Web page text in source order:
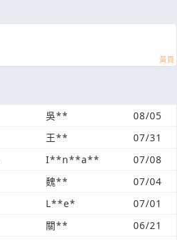
吳**
08/05
王**
07/31
I**n**a**
07/08
魏**
07/04
L**e*
07/01
關**
06/21